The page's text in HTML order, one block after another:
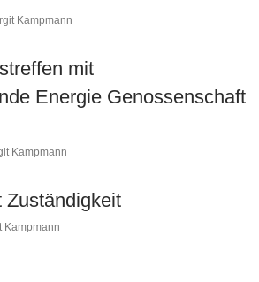
Kampmann
mit
Energie Genossenschaft
Kampmann
Zuständigkeit
Kampmann